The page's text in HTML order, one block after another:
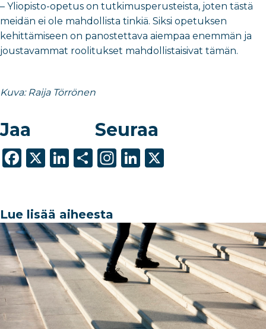
– Yliopisto-opetus on tutkimusperusteista, joten tästä
meidän ei ole mahdollista tinkiä. Siksi opetuksen
kehittämiseen on panostettava aiempaa enemmän ja
joustavammat roolitukset mahdollistaisivat tämän.
Kuva: Raija Törrönen
Jaa
F
e
b
o
o
k
X
Li
e
dI
n
S
e
Seuraa
In
ra
m
Li
dI
n
Lue lisää aiheesta